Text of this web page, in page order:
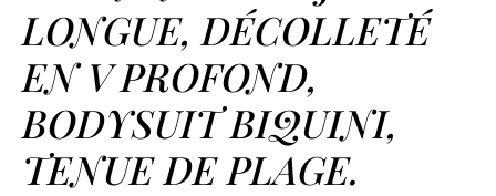
LONGUE, DÉCOLLETÉ
EN V PROFOND,
BODYSUIT BIQUINI,
TENUE DE PLAGE.